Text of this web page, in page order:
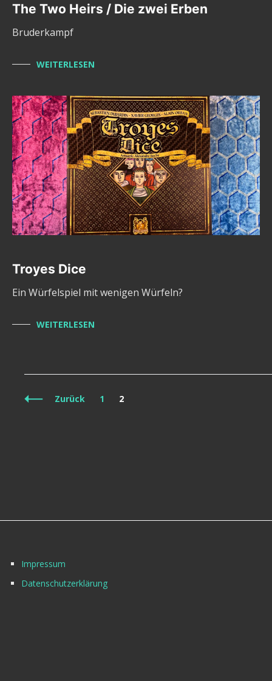
The Two Heirs / Die zwei Erben
Bruderkampf
WEITERLESEN
Troyes Dice
Ein Würfelspiel mit wenigen Würfeln?
WEITERLESEN
Beitragsnavigation
Zurück Seite
1 Seite
2
Impressum
Datenschutzerklärung